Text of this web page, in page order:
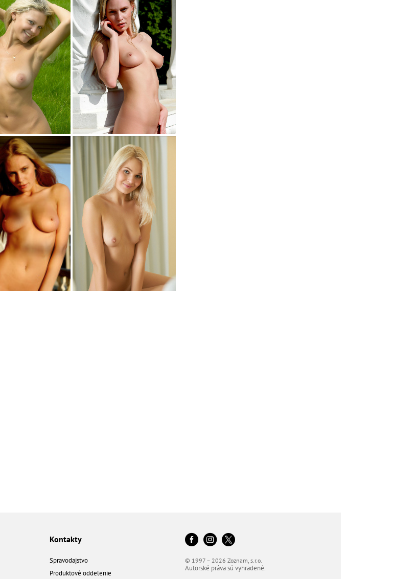
Kontakty
Spravodajstvo
Produktové oddelenie
© 1997 – 2026 Zoznam, s.r.o.
Autorské práva sú vyhradené.